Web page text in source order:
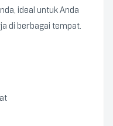
ideal untuk Anda
di berbagai tempat.